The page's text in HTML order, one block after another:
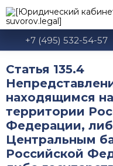
+7 (495) 532-54-57
Статья 135.4
находящимся на
территории
Федерации,
Центральным
Российской